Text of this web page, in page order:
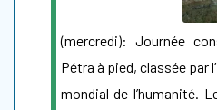
(mercredi): Journée
Pétra à pied, classée par
mondial de l’humanité.